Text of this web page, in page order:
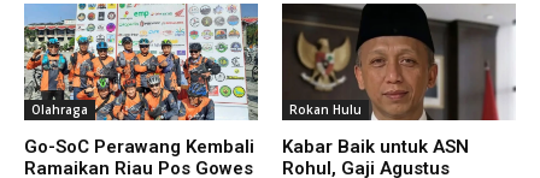
Olahraga
Go-SoC Perawang Kembali
Ramaikan Riau Pos Gowes
Rokan Hulu
Kabar Baik untuk ASN
Rohul, Gaji Agustus